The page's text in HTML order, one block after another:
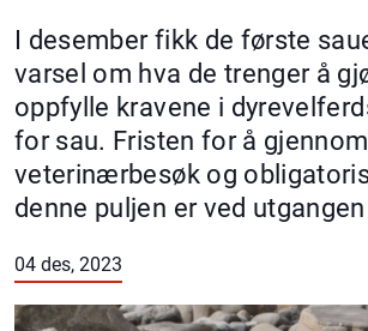
I desember fikk de første
varsel om hva de trenger å
oppfylle kravene i
for sau. Fristen for å
veterinærbesøk og
denne puljen er ved
04 des, 2023